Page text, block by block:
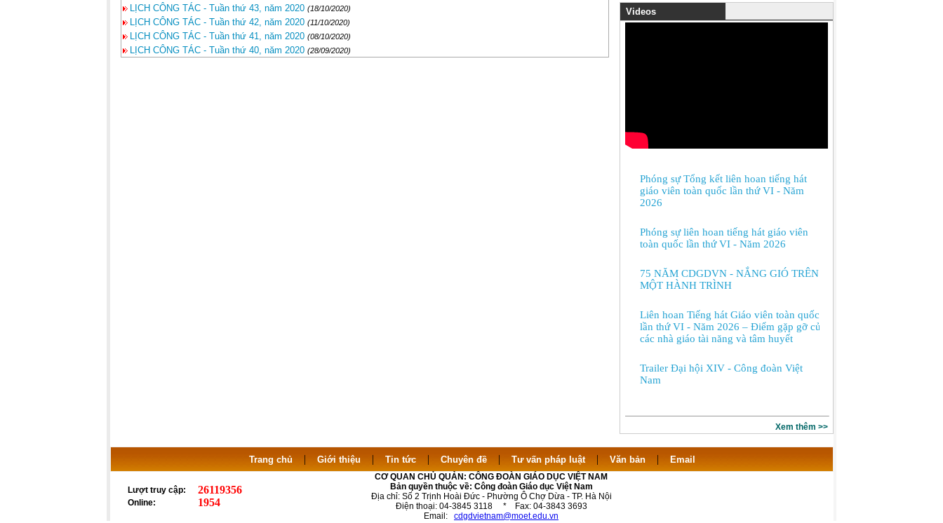
LỊCH CÔNG TÁC - Tuần thứ 43, năm 2020 (18/10/2020)
LỊCH CÔNG TÁC - Tuần thứ 42, năm 2020 (11/10/2020)
LỊCH CÔNG TÁC - Tuần thứ 41, năm 2020 (08/10/2020)
LỊCH CÔNG TÁC - Tuần thứ 40, năm 2020 (28/09/2020)
Videos
Phóng sự Tổng kết liên hoan tiếng hát
giáo viên toàn quốc lần thứ VI - Năm
2026
Phóng sự liên hoan tiếng hát giáo viên
toàn quốc lần thứ VI - Năm 2026
75 NĂM CDGDVN - NẮNG GIÓ TRÊN
MỘT HÀNH TRÌNH
Liên hoan Tiếng hát Giáo viên toàn quốc
lần thứ VI - Năm 2026 – Điểm gặp gỡ của
các nhà giáo tài năng và tâm huyết
Trailer Đại hội XIV - Công đoàn Việt
Nam
Xem thêm >>
Trang chủ | Giới thiệu | Tin tức| Chuyên đề| Tư vấn pháp luật| Văn bản | Email
Lượt truy cập: 26119356
Online: 1954
CƠ QUAN CHỦ QUẢN: CÔNG ĐOÀN GIÁO DỤC VIỆT NAM
Bản quyền thuộc về: Công đoàn Giáo dục Việt Nam
Địa chỉ: Số 2 Trịnh Hoài Đức - Phường Ô Chợ Dừa - TP. Hà Nội
Điện thoại: 04-3845 3118 * Fax: 04-3843 3693
Email: cdgdvietnam@moet.edu.vn